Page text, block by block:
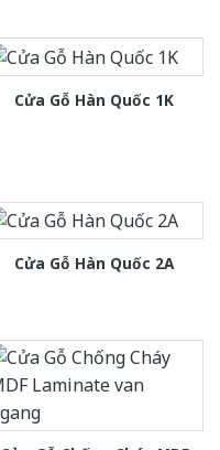
Cửa Gỗ Hàn Quốc 1K
Cửa Gỗ Hàn Quốc 2A